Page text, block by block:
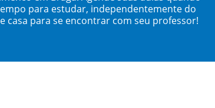
para estudar, independentemente do
casa para se encontrar com seu professor!